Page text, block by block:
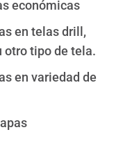
económicas
en telas drill,
otro tipo de tela.
en variedad de